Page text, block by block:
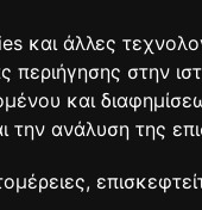
και άλλες
περιήγησης στην
και
την ανάλυση της
θα έχει ολοκληρωθεί.